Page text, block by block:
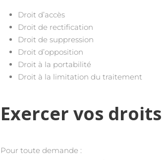
Droit d’accès
Droit de rectification
Droit de suppression
Droit d’opposition
Droit à la portabilité
Droit à la limitation du traitement
Exercer vos droits
Pour toute demande :